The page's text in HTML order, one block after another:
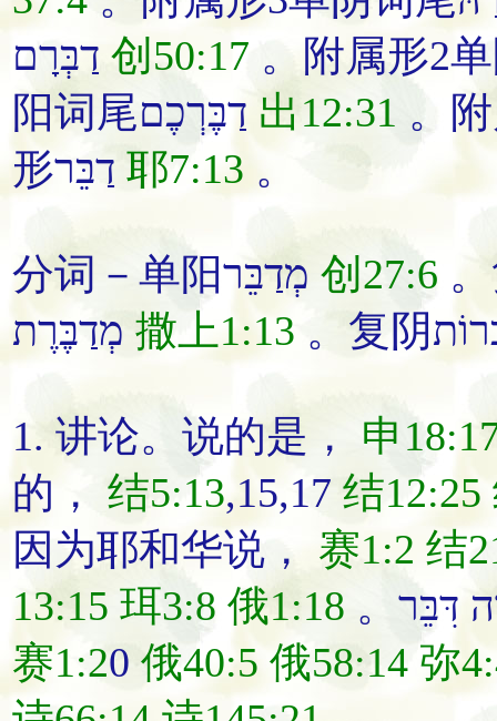
创50:17
出12:31
耶7:13 。
创27:6
撒上1:13
1. 讲论。 说的是 ， 申
的 ， 结5:13,15,17 结12:25
因为耶和华说 ， 赛1:2 结
13:15 珥3:8 俄1:18
דִּבֵּר
赛1:20 俄40:5 俄58:14 弥